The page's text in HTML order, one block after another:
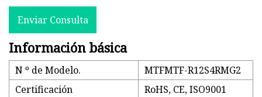
Enviar Consulta
Información básica
N º de Modelo.
MTFMTF-R12S4RMG2
Certificación
RoHS, CE, ISO9001